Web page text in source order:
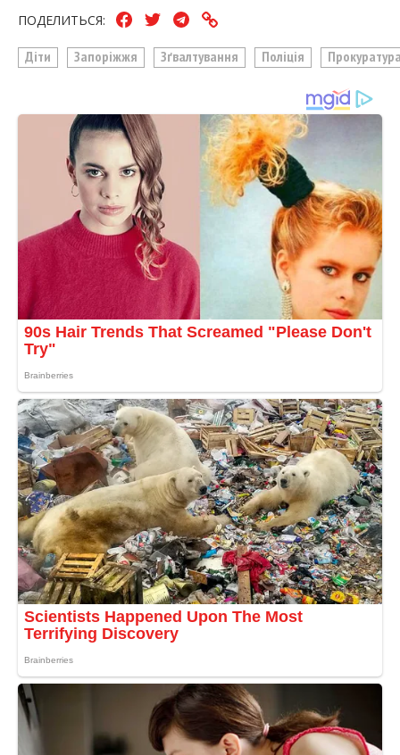
ПОДЕЛИТЬСЯ:
Діти Запоріжжя Зґвалтування Поліція